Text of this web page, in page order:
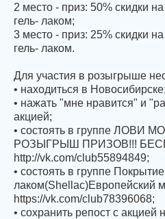
2 место - приз: 50% скидки
гель- лаком;
3 место - приз: 25% скидки
гель- лаком.
Для участия в розыгрыше
• находиться в Новосибирске;
• нажать "мне нравится" и
акцией;
• состоять в группе ЛОВИ
РОЗЫГРЫШ ПРИЗОВ!!!
http://vk.com/club55894849;
• состоять в группе Покрытие
лаком(Shellac)Европейский
https://vk.com/club78396068;
• cохранить репост с акцией